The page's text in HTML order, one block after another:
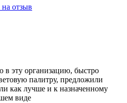
отзыв
в эту организацию, быстро
палитру, предложили
как лучше и к назначенному
виде